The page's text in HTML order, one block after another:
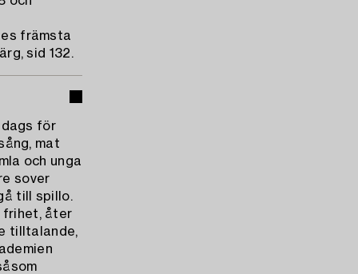
främsta
sid 132.
dags för
mat
och unga
sover
till spillo.
frihet, åter
tilltalande,